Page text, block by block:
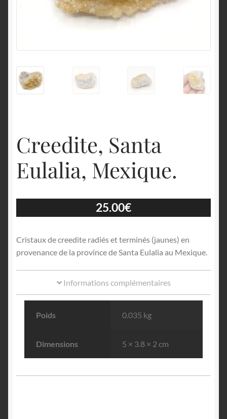
Creedite, Santa
Eulalia, Mexique.
25.00€
Cristaux de creedite radiés et terminés (jaunes) en
provenance de la province de Santa Eulalia au Mexique.
Informations complémentaires
Poids 0.035 kg
Dimensions 5 × 3.8 × 2 cm